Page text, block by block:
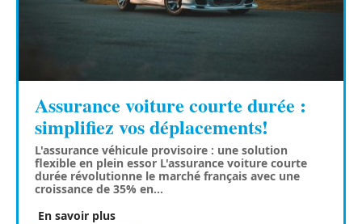
Assurance voiture courte durée :
simplifiez vos déplacements!
L'assurance véhicule provisoire : une solution
flexible en plein essor L'assurance voiture courte
durée révolutionne le marché français avec une
croissance de 35% en…
En savoir plus